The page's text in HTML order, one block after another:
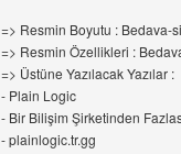
=> Resmin Boyutu : Bedava-
=> Resmin Özellikleri :
=> Üstüne Yazılacak Yazılar :
- Plain Logic
- Bir Bilişim Şirketinden
- plainlogic.tr.gg